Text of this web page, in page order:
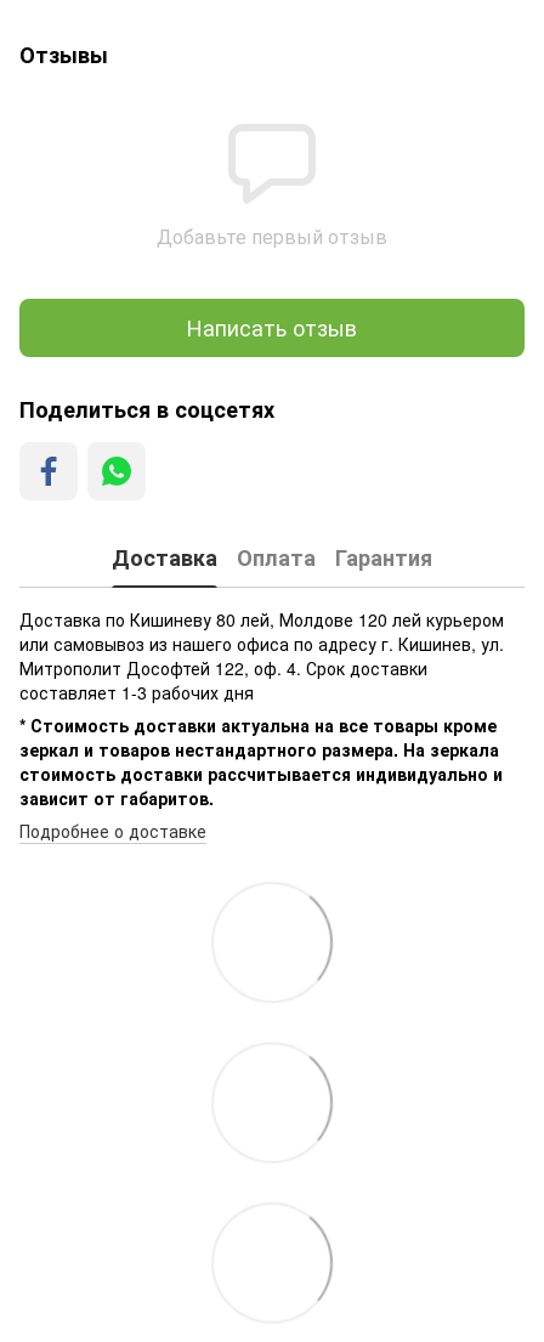
Отзывы
Добавьте первый отзыв
Написать отзыв
Поделиться в соцсетях
Доставка Оплата Гарантия
Доставка по Кишиневу 80 лей, Молдове 120 лей курьером
или самовывоз из нашего офиса по адресу г. Кишинев, ул.
Митрополит Дософтей 122, оф. 4. Срок доставки
составляет 1-3 рабочих дня
* Стоимость доставки актуальна на все товары кроме
зеркал и товаров нестандартного размера. На зеркала
стоимость доставки рассчитывается индивидуально и
зависит от габаритов.
Подробнее о доставке